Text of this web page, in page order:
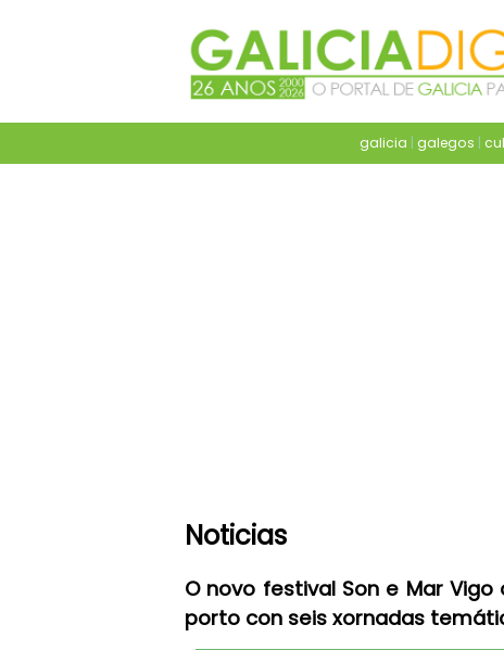
galicia | galegos |
Noticias
O novo festival Son e Mar
porto con seis xornadas